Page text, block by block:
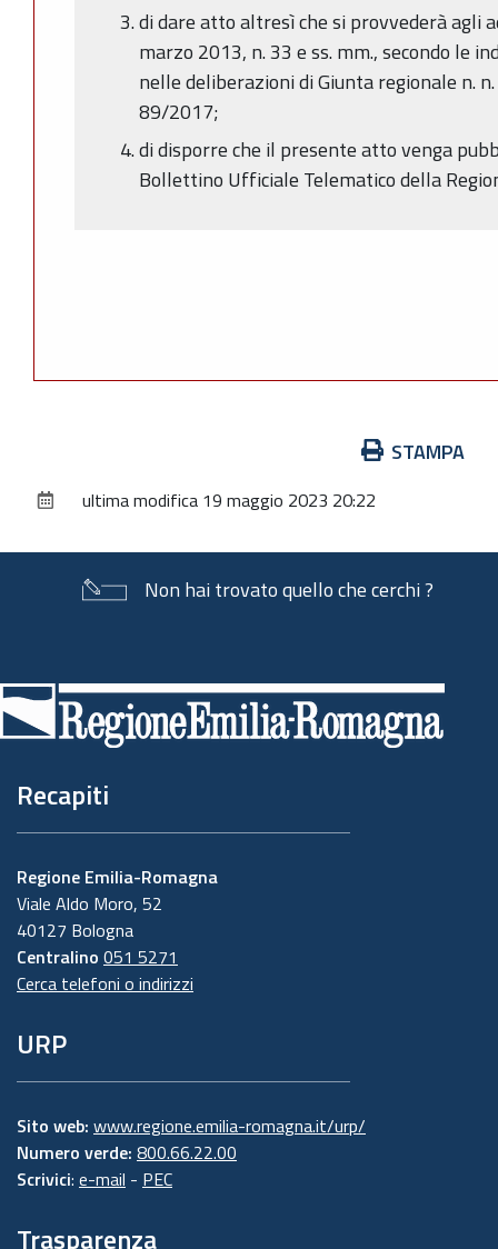
di dare atto altresì che si provvederà agli
marzo 2013, n. 33 e ss. mm., secondo le
nelle deliberazioni di Giunta regionale n.
89/2017;
di disporre che il presente atto venga
Bollettino Ufficiale Telematico della
documento
STAMPA
ultima modifica 19 maggio 2023 20:22
Non hai trovato quello che cerchi ?
di
pagina
Recapiti
Regione Emilia-Romagna
Viale Aldo Moro, 52
40127 Bologna
Centralino 051 5271
Cerca telefoni o indirizzi
URP
Sito web: www.regione.emilia-romagna.it/urp/
Numero verde: 800.66.22.00
Scrivici: e-mail - PEC
Trasparenza